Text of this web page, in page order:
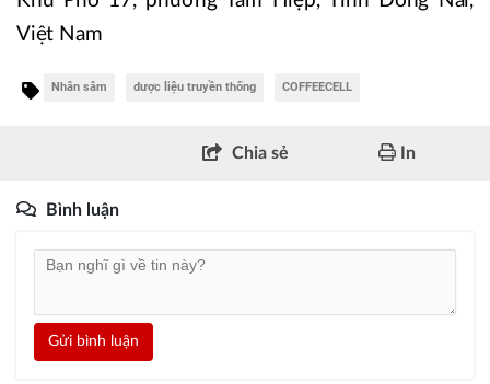
Việt Nam
Nhân sâm dược liệu truyền thống COFFEECELL
Chia sẻ In
Bình luận
Gửi bình luận